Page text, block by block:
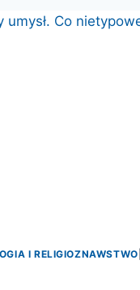
MÓWIĄ
I RELIGIOZNAWSTWO